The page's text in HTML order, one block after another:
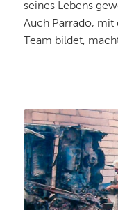
seines Lebens
Auch Parrado, mit
Team bildet,